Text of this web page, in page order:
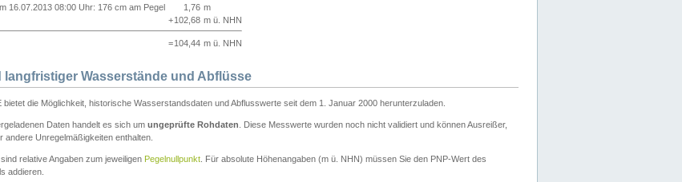
16.07.2013 08:00 Uhr: 176 cm am Pegel
1,76 m
+102,68 m ü. NHN
=104,44 m ü. NHN
langfristiger Wasserstände und Abflüsse
bietet die Möglichkeit, historische Wasserstandsdaten und Abflusswerte seit dem 1. Januar 2000 herunterzuladen.
Daten handelt es sich um ungeprüfte Rohdaten . Diese Messwerte wurden noch nicht validiert und können Ausreißer,
andere Unregelmäßigkeiten enthalten.
relative Angaben zum jeweiligen Pegelnullpunkt . Für absolute Höhenangaben (m ü. NHN) müssen Sie den PNP-Wert des
addieren.